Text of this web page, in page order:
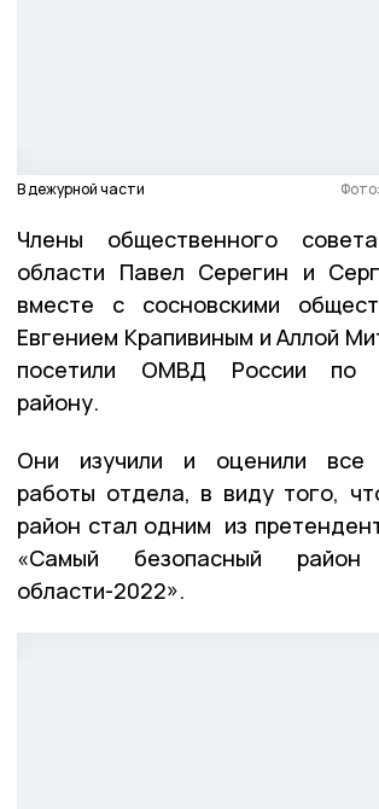
В дежурной части
Члены общественного
области Павел Серегин и
вместе с сосновскими
Евгением Крапивиным и Аллой
посетили ОМВД России по
району.
Они изучили и оценили все
работы отдела, в виду того,
район стал одним из
«Самый безопасный район
области-2022».